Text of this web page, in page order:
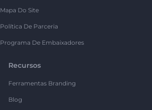
Mapa Do Site
Política De Parceria
Programa De Embaixadores
Recursos
Ferramentas Branding
Blog